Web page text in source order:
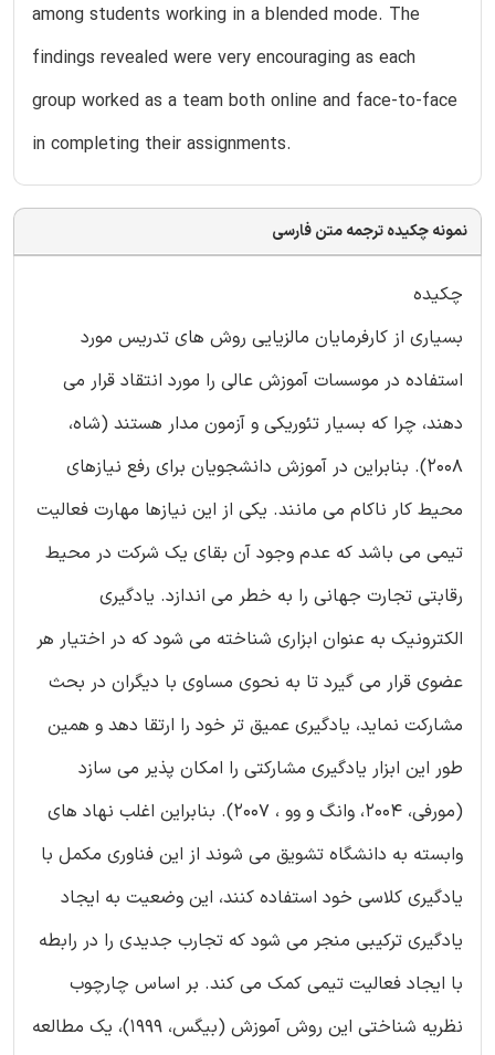
among students working in a blended mode. The
findings revealed were very encouraging as each
group worked as a team both online and face-to-face
in completing their assignments.
نمونه چکیده ترجمه متن فارسی
چکیده
بسیاری از کارفرمایان مالزیایی روش های تدریس مورد
استفاده در موسسات آموزش عالی را مورد انتقاد قرار می
دهند، چرا که بسیار تئوریکی و آزمون مدار هستند (شاه،
2008). بنابراین در آموزش دانشجویان برای رفع نیازهای
محیط کار ناکام می مانند. یکی از این نیازها مهارت فعالیت
تیمی می باشد که عدم وجود آن بقای یک شرکت در محیط
رقابتی تجارت جهانی را به خطر می اندازد. یادگیری
الکترونیک به عنوان ابزاری شناخته می شود که در اختیار هر
عضوی قرار می گیرد تا به نحوی مساوی با دیگران در بحث
مشارکت نماید، یادگیری عمیق تر خود را ارتقا دهد و همین
طور این ابزار یادگیری مشارکتی را امکان پذیر می سازد
(مورفی، 2004، وانگ و وو ، 2007). بنابراین اغلب نهاد های
وابسته به دانشگاه تشویق می شوند از این فناوری مکمل با
یادگیری کلاسی خود استفاده کنند، این وضعیت به ایجاد
یادگیری ترکیبی منجر می شود که تجارب جدیدی را در رابطه
با ایجاد فعالیت تیمی کمک می کند. بر اساس چارچوب
نظریه شناختی این روش آموزش (بیگس، 1999)، یک مطالعه